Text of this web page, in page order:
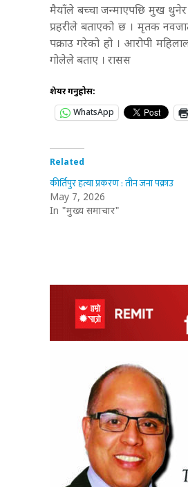
मैयाँले बच्चा जन्माएपछि मुख थुनेर
प्रहरीले बताएको छ । मृतक
पक्राउ गरेको हो । आरोपी
गोलेले बताए । रासस
शेयर गर्नुहोस:
WhatsApp
Related
कीर्तिपुर हत्या प्रकरण : तीन जना पक्राउ
May 7, 2026
In "मुख्य समाचार"